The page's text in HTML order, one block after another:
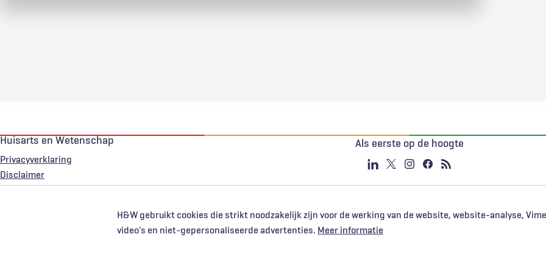
H&W gebruikt cookies die strikt noodzakelijk zijn voor de werking van de website, website-analyse,
video's en niet-gepersonaliseerde advertenties. Meer informatie
Huisarts en Wetenschap
Privacyverklaring
Voet
Disclaimer
Als eerste op de hoogte